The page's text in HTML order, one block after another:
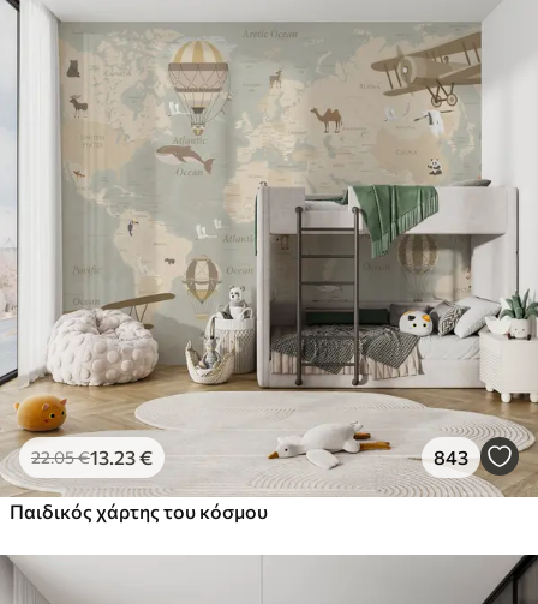
22.05€13 .23€ 843
Παιδικός χάρτης του κόσμου